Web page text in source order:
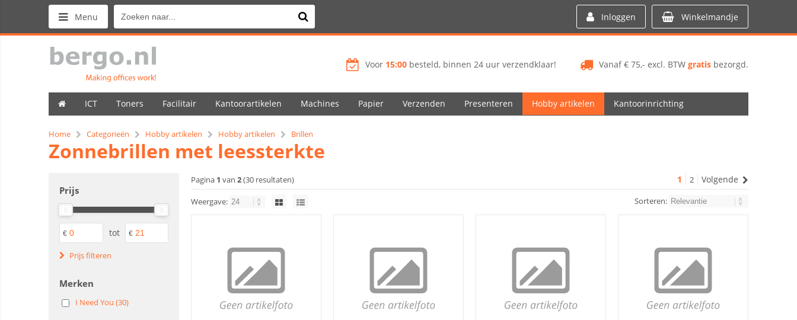
Menu Inloggen Winkelmandje
Vanaf € 75,- excl. BTW gratis bezorgd.
Voor 15:00 besteld, binnen 24 uur verzendklaar!
ICT Toners Facilitair Kantoorartikelen Machines Papier Verzenden Presenteren Hobby artikelen Kantoorinrichting
Home Categorieën Hobby artikelen Hobby artikelen Brillen
Zonnebrillen met leessterkte
Prijs
€ tot €
Prijs filteren
Merken
I Need You (30)
Pagina 1 van 2(30 resultaten) 1 2 Volgende
Weergave: Sorteren: